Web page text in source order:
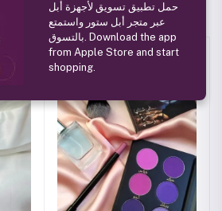
حمل تطبيق تسويق لأجهزة أبل
عبر متجر أبل ستور واستمتع
بالتسوق. Download the app
from Apple Store and start
shopping.